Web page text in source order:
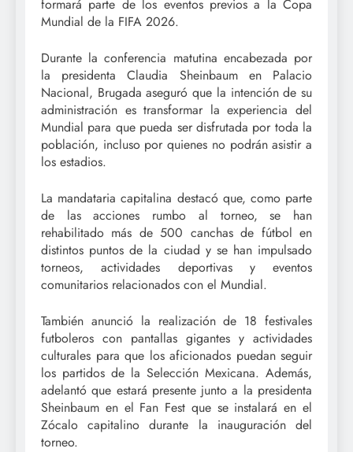
formará parte de los eventos previos a la Copa
Mundial de la FIFA 2026.
Durante la conferencia matutina encabezada por
la presidenta Claudia Sheinbaum en Palacio
Nacional, Brugada aseguró que la intención de su
administración es transformar la experiencia del
Mundial para que pueda ser disfrutada por toda la
población, incluso por quienes no podrán asistir a
los estadios.
La mandataria capitalina destacó que, como parte
de las acciones rumbo al torneo, se han
rehabilitado más de 500 canchas de fútbol en
distintos puntos de la ciudad y se han impulsado
torneos, actividades deportivas y eventos
comunitarios relacionados con el Mundial.
También anunció la realización de 18 festivales
futboleros con pantallas gigantes y actividades
culturales para que los aficionados puedan seguir
los partidos de la Selección Mexicana. Además,
adelantó que estará presente junto a la presidenta
Sheinbaum en el Fan Fest que se instalará en el
Zócalo capitalino durante la inauguración del
torneo.